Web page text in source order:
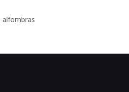
alfombras